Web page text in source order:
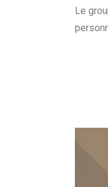
Le